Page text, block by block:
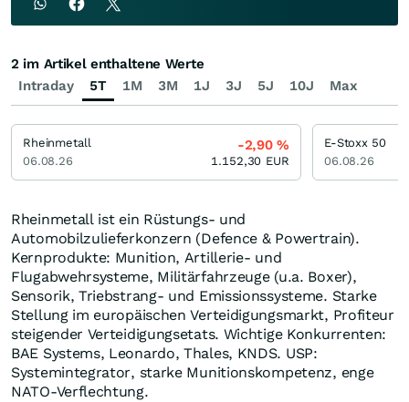
Rheinmetall ist ein Rüstungs- und
Automobilzulieferkonzern (Defence & Powertrain).
Kernprodukte: Munition, Artillerie- und
Flugabwehrsysteme, Militärfahrzeuge (u.a. Boxer),
Sensorik, Triebstrang- und Emissionssysteme. Starke
Stellung im europäischen Verteidigungsmarkt, Profiteur
steigender Verteidigungsetats. Wichtige Konkurrenten:
BAE Systems, Leonardo, Thales, KNDS. USP:
Systemintegrator, starke Munitionskompetenz, enge
NATO-Verflechtung.
Intraday 5T 1M 3M 1J 3J 5J 10J Max
2 im Artikel enthaltene Werte
Rheinmetall
06.08.26
-2,90%
1.152,30 EUR
E-Stoxx 50
06.08.26